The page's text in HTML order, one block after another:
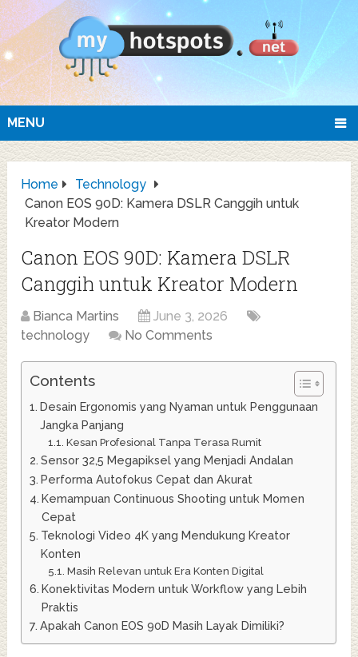
MENU
Home
Technology
Canon EOS 90D: Kamera DSLR Canggih untuk
Kreator Modern
Canon EOS 90D: Kamera DSLR
Canggih untuk Kreator Modern
Bianca Martins
June 3, 2026
technology
No Comments
Contents
Desain Ergonomis yang Nyaman untuk Penggunaan
Jangka Panjang
Kesan Profesional Tanpa Terasa Rumit
Sensor 32,5 Megapiksel yang Menjadi Andalan
Performa Autofokus Cepat dan Akurat
Kemampuan Continuous Shooting untuk Momen
Cepat
Teknologi Video 4K yang Mendukung Kreator
Konten
Masih Relevan untuk Era Konten Digital
Konektivitas Modern untuk Workflow yang Lebih
Praktis
Apakah Canon EOS 90D Masih Layak Dimiliki?